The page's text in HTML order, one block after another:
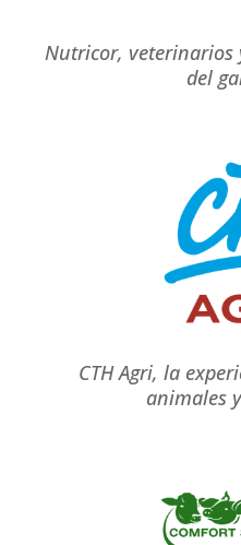
Nutricor, veterinarios
del
CTH Agri, la
animales